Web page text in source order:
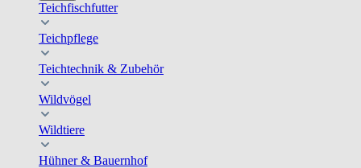
Teichfischfutter
Teichpflege
Teichtechnik & Zubehör
Wildvögel
Wildtiere
Hühner & Bauernhof